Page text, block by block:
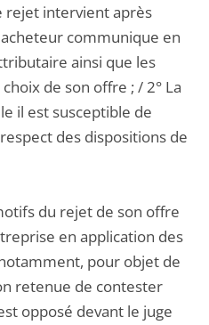
rejet intervient après
communique en
ainsi que les
de son offre ; / 2° La
il est susceptible de
des dispositions de
du rejet de son offre
en application des
pour objet de
retenue de contester
opposé devant le juge